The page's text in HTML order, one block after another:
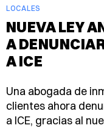
LOCALES
NUEVA LEY
A
A ICE
Una abogada de
clientes ahora
a ICE, gracias al